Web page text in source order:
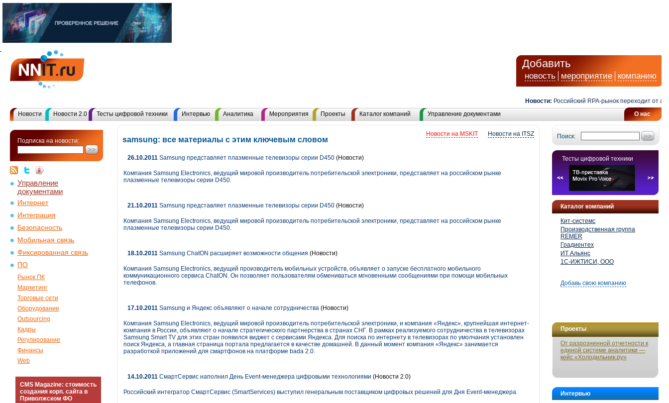
Добавить
новость мероприятие компанию
Новости: Российский RPA-рынок переходит от
О нас
Новости Новости 2.0 Тесты цифровой техники Интервью Аналитика Мероприятия Проекты Каталог компаний Управление документами
Подписка на новости:
Управление
документами
Интернет
Интеграция
Безопасность
Мобильная связь
Фиксированная связь
ПО
Рынок ПК
Маркетинг
Торговые сети
Оборудование
Outsourcing
Кадры
Регулирование
Финансы
Web
CMS Magazine: стоимость
создания корп. сайта в
Приволжском ФО
Поиск:
Тесты цифровой техники
Каталог компаний
Кит-системс
Производственная группа
REMER
Градиентех
ИТ Альянс
1С-ИЖТИСИ, ООО
Добавь свою компанию
Проекты
От разрозненной отчетности к
единой системе аналитики —
кейс «Холодильник.ру»
Интервью
Новости на ITSZ
Новости на MSKIT
samsung: все материалы с этим ключевым словом
26.10.2011 Samsung представляет плазменные телевизоры серии D450 (Новости)
Компания Samsung Electronics, ведущий мировой производитель потребительской электроники, представляет на российском рынке
плазменные телевизоры серии D450.
21.10.2011 Samsung представляет плазменные телевизоры серии D450 (Новости)
Компания Samsung Electronics, ведущий мировой производитель потребительской электроники, представляет на российском рынке
плазменные телевизоры серии D450.
18.10.2011 Samsung ChatON расширяет возможности общения (Новости)
Компания Samsung Electronics, ведущий производитель мобильных устройств, объявляет о запуске бесплатного мобильного
коммуникационного сервиса ChatON. Он позволяет пользователям обмениваться мгновенными сообщениями при помощи мобильных
телефонов.
17.10.2011 Samsung и Яндекс объявляют о начале сотрудничества (Новости)
Компания Samsung Electronics, ведущий мировой производитель потребительской электроники, и компания «Яндекс», крупнейшая интернет-
компания в России, объявляют о начале стратегического партнерства в странах СНГ. В рамках реализуемого сотрудничества в телевизорах
Samsung Smart TV для этих стран появился виджет с сервисами Яндекса. Для поиска по интернету в телевизорах по умолчания установлен
поиск Яндекса, а главная страница портала предлагается в качестве домашней. В данный момент компания «Яндекс» занимается
разработкой приложений для смартфонов на платформе bada 2.0.
14.10.2011 СмартСервис наполнил День Event-менеджера цифровыми технологиями (Новости 2.0)
Российский интегратор СмартСервис (SmartServices) выступил генеральным поставщиком цифровых решений для Дня Event-менеджера.